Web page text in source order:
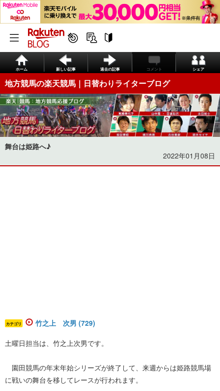
ホーム 新しい記事 過去の記事 コメント シェア
地方競馬の楽天競馬｜日替わりライターブログ
舞台は姫路へ♪
2022年01月08日
カテゴリ 竹之上 次男 (729)
土曜日担当は、竹之上次男です。
園田競馬の年末年始シリーズが終了して、来週からは姫路競馬場
に戦いの舞台を移してレースが行われます。